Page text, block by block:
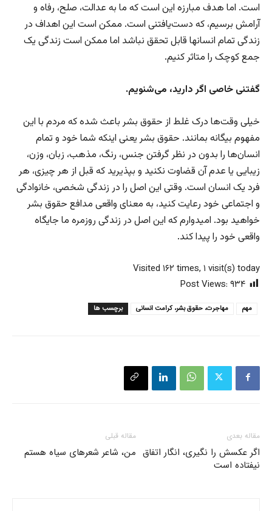
است. اما هدف مبارزه این است که ما به عدالت، صلح، رفاه و
آرامش برسیم، که دست‌یافتنی است. ممکن است این اهداف در
زندگی تمام انسان­ها قابل تحقق نباشد اما ممکن است زندگی یک
جمع کوچک را متاثر کنیم.
گفتنی خاصی اگر دارید، می‌شنویم.
خیلی وقت‌ها درک غلط از حقوق بشر باعث شده که مردم با این
مفهوم بیگانه بمانند. حقوق بشر یعنی اینکه شما خود و تمام
انسان‌ها را بدون در نظر گرفتن جنس، رنگ، مذهب، زبان، وزن،
زیبایی یا عدم آن قضاوت نکنید و بپذیرید که قبل از هر چیزی، هر
فرد یک انسان است. وقتی این اصل را در زندگی شخصی، خانوادگی
و اجتماعی خود رعایت کنید، به معنای واقعی مدافع حقوق بشر
خواهید بود. امیدوارم که این اصل در زندگی روزمره ما جایگاه
واقعی خود را پیدا کند.
Visited ۱۶۲ times, ۱ visit(s) today
Post Views: ۹۳۴
برچسب ها مهاجرت، حقوق بشر، کرامت انسانی مهم
مقاله قبلی
من، شاعر شعرهای سیاه هستم
مقاله بعدی
اگر عکسش را نگیری، انگار اتفاق
نیفتاده است